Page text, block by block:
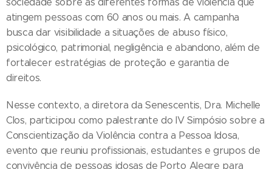
atingem pessoas com 60 anos ou mais. A campanha
busca dar visibilidade a situações de abuso físico,
psicológico, patrimonial, negligência e abandono, além de
fortalecer estratégias de proteção e garantia de
direitos.
Nesse contexto, a diretora da Senescentis, Dra. Michelle
Clos, participou como palestrante do IV Simpósio sobre a
Conscientização da Violência contra a Pessoa Idosa,
evento que reuniu profissionais, estudantes e grupos de
convivência de pessoas idosas de Porto Alegre para